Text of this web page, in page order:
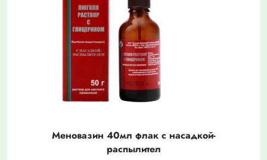
Меновазин 40мл флак с насадкой-
распылител